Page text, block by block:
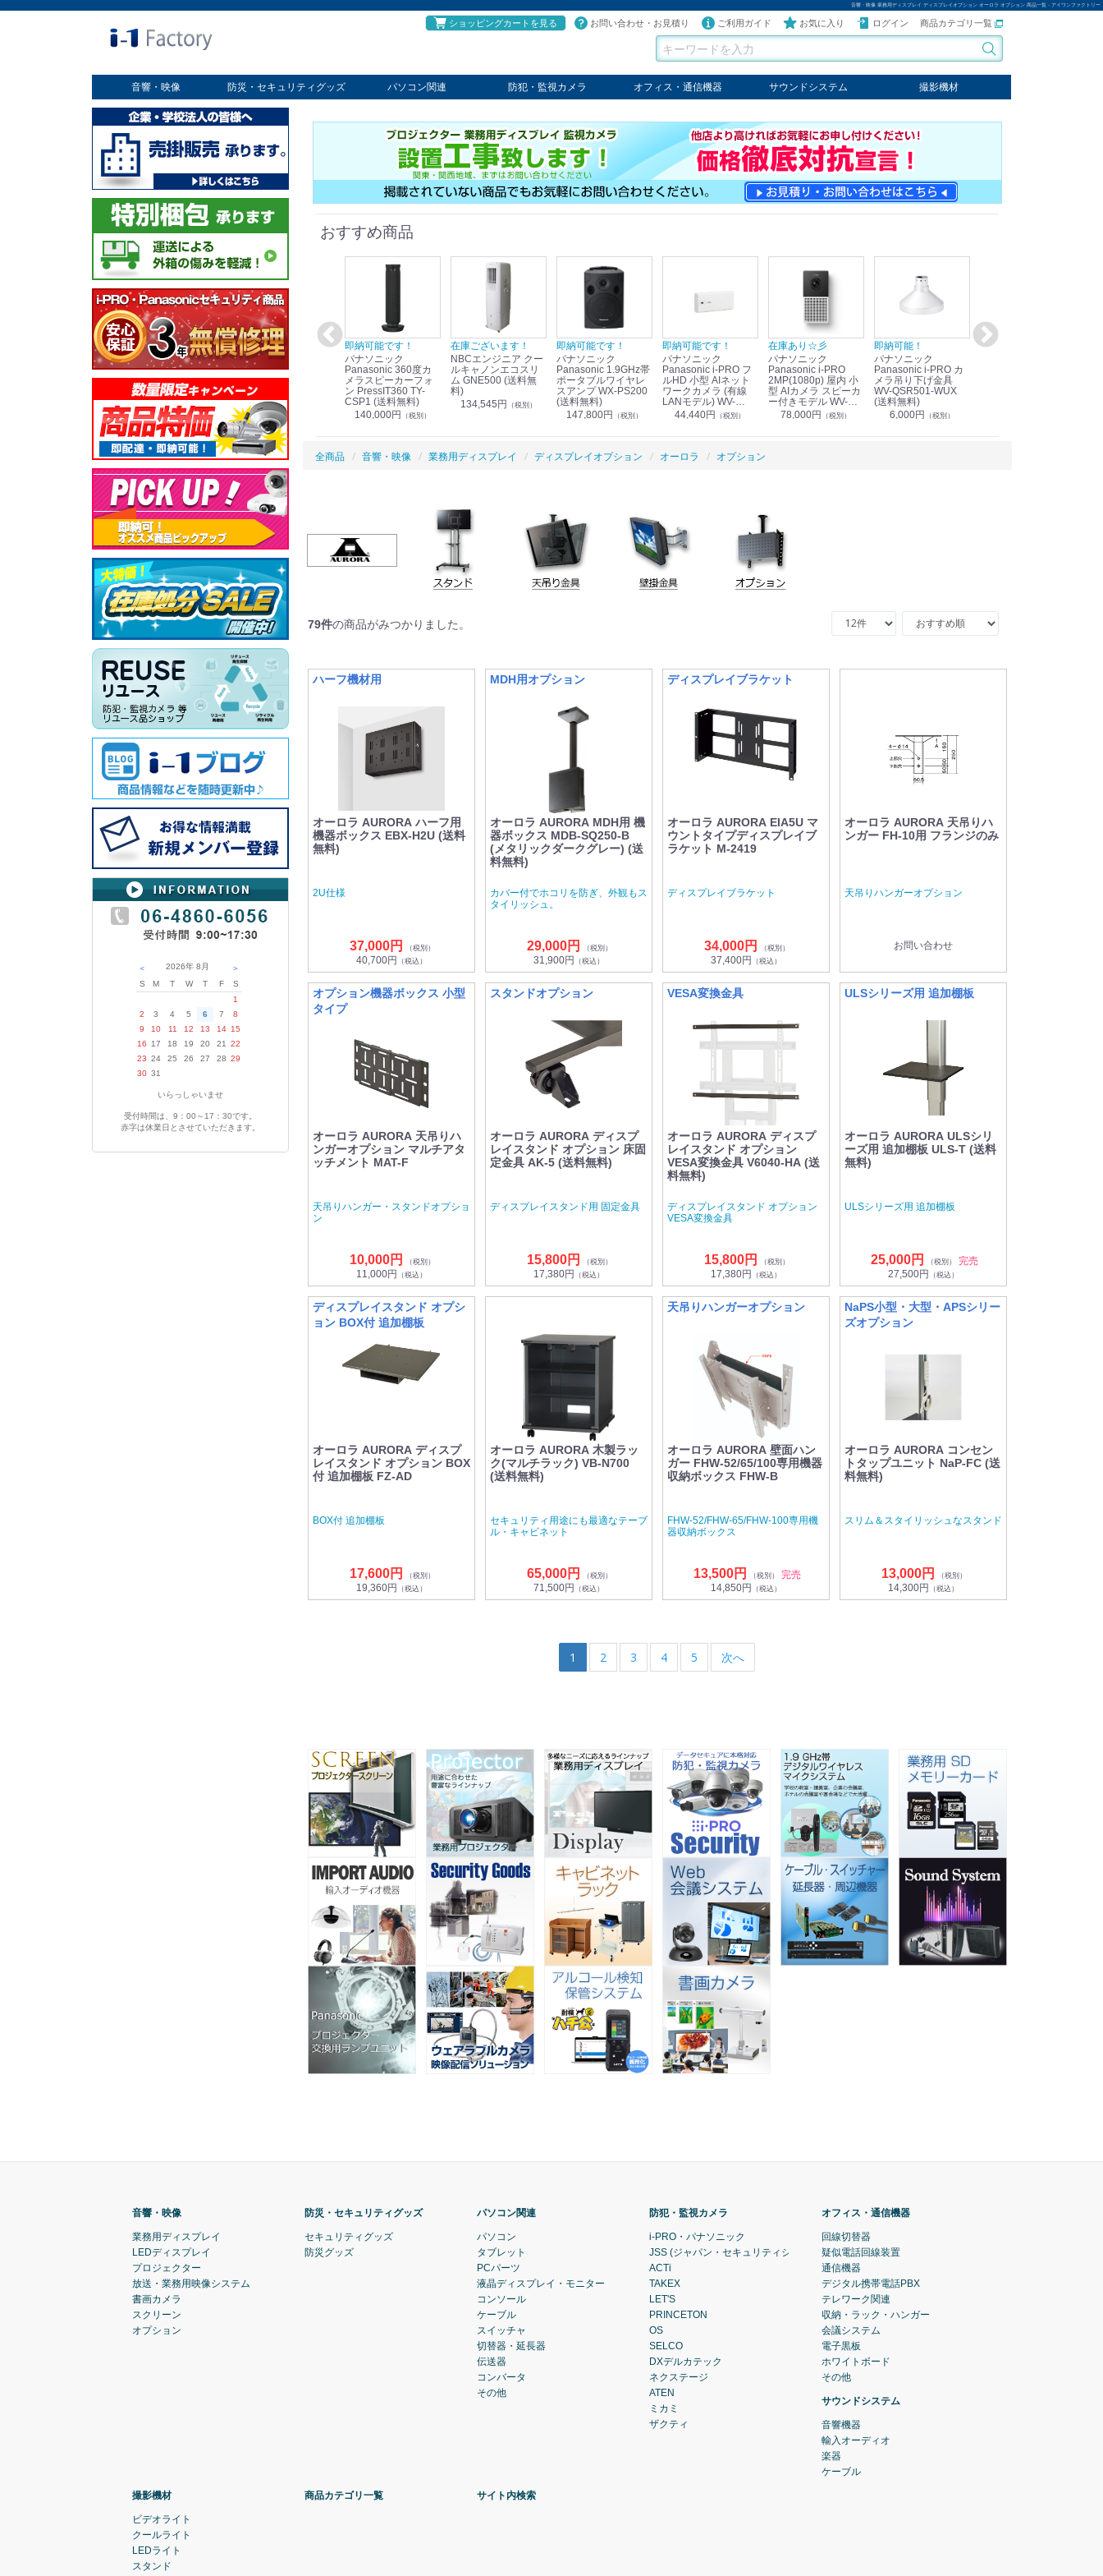
音響・映像 業務用ディスプレイ ディスプレイオプション オーロラ オプション 商品一覧 - アイワンファクトリー
ショッピングカートを見る お問い合わせ・お見積り ご利用ガイド お気に入り ログイン 商品カテゴリ一覧
音響・映像
業務用ディスプレイ
プロジェクター
放送・業務用映像システム
書画カメラ
スクリーン
オプション
防災・セキュリティグッズ
セキュリティグッズ
防災グッズ
パソコン関連 防犯・監視カメラ オフィス・通信機器 サウンドシステム 撮影機材
＜ 2026年 8月
＞
S
M T W T F
S
1
2
3 4 5 6 7
8
9
10 11 12 13 14 15
16
17 18 19 20 21
22
23 24 25 26 27 28 29
30 31
いらっしゃいませ
受付時間は、9：00～17：30です。
赤字は休業日とさせていただきます。
おすすめ商品
Panasonic i-PRO
2MP(1080p) 屋内 小
ー付きモデル WV-
S71301-F2L (送料無
（税別）
即納可能！
パナソニック
Panasonic i-PRO カ
メラ吊り下げ金具
WV-QSR501-WUX
(送料無料)
6,000円（税別）
在庫あり！送料無料！
パナソニック
Panasonic リモコン
マイク (10局用) WR-
210A (送料無料)
39,000円
即納可能です！
パナソニック
Panasonic 360度カ
メラスピーカーフォ
ン PressIT360 TY-
CSP1 (送料無料)
140,000円 （税別）
在庫ございます！
NBCエンジニア クー
ルキャノンエコスリ
ム GNE500 (送料無
料)
134,545円
（税別）
即納可能です！
パナソニック
Panasonic 1.9GHz帯
ポータブルワイヤレ
スアンプ WX-PS200
(送料無料)
147,800円 （税別）
即納可能です！
パナソニック
Panasonic i-PRO フ
ルHD 小型 AIネット
ワークカメラ (有線
LANモデル) WV-
S7130UX (送料無料)
44,440円 （税別）
在庫あり☆彡
パナソニック
Panasonic i-PRO
2MP(1080p) 屋内 小
型 AIカメラ スピーカ
ー付きモデル WV-
S71301-F2L (送料無
78,000円 （税別）
即納可能！
パナソニック
Panasonic i-PRO カ
メラ吊り下げ金具
WV-QSR501-WUX
(送料無料)
6,000円 （税別）
全商品 音響・映像 業務用ディスプレイ ディスプレイオプション オーロラ オプション
79件の商品がみつかりました。
ハーフ機材用
オーロラ AURORA ハーフ用
機器ボックス EBX-H2U (送料
無料)
2U仕様
37,000円 （税別）
40,700円 （税込）
MDH用オプション
オーロラ AURORA MDH用 機
器ボックス MDB-SQ250-B
(メタリックダークグレー) (送
料無料)
カバー付でホコリを防ぎ、外観もス
タイリッシュ。
29,000円 （税別）
31,900円 （税込）
ディスプレイブラケット
オーロラ AURORA EIA5U マ
ウントタイプディスプレイブ
ラケット M-2419
ディスプレイブラケット
34,000円 （税別）
37,400円 （税込）
オーロラ AURORA 天吊りハ
ンガー FH-10用 フランジのみ
天吊りハンガーオプション
お問い合わせ
オプション機器ボックス 小型
タイプ
オーロラ AURORA 天吊りハ
ンガーオプション マルチアタ
ッチメント MAT-F
天吊りハンガー・スタンドオプショ
ン
10,000円 （税別）
11,000円 （税込）
スタンドオプション
オーロラ AURORA ディスプ
レイスタンド オプション 床固
定金具 AK-5 (送料無料)
ディスプレイスタンド用 固定金具
15,800円 （税別）
17,380円 （税込）
VESA変換金具
オーロラ AURORA ディスプ
レイスタンド オプション
VESA変換金具 V6040-HA (送
料無料)
ディスプレイスタンド オプション
VESA変換金具
15,800円 （税別）
17,380円 （税込）
ULSシリーズ用 追加棚板
オーロラ AURORA ULSシリ
ーズ用 追加棚板 ULS-T (送料
無料)
ULSシリーズ用 追加棚板
25,000円 （税別）
完売
27,500円
（税込）
ディスプレイスタンド オプシ
ョン BOX付 追加棚板
オーロラ AURORA ディスプ
レイスタンド オプション BOX
付 追加棚板 FZ-AD
BOX付 追加棚板
17,600円 （税別）
19,360円 （税込）
オーロラ AURORA 木製ラッ
ク(マルチラック) VB-N700
(送料無料)
セキュリティ用途にも最適なテーブ
ル・キャビネット
65,000円 （税別）
71,500円 （税込）
天吊りハンガーオプション
オーロラ AURORA 壁面ハン
ガー FHW-52/65/100専用機器
収納ボックス FHW-B
FHW-52/FHW-65/FHW-100専用機
器収納ボックス
13,500円 （税別）
完売
14,850円
（税込）
NaPS小型・大型・APSシリー
ズオプション
オーロラ AURORA コンセン
トタップユニット NaP-FC (送
料無料)
スリム＆スタイリッシュなスタンド
13,000円 （税別）
14,300円 （税込）
1 2 3 4 5 次へ
音響・映像
業務用ディスプレイ
LEDディスプレイ
プロジェクター
放送・業務用映像システム
書画カメラ
スクリーン
オプション
防災・セキュリティグッズ
セキュリティグッズ
防災グッズ
パソコン関連
パソコン
タブレット
PCパーツ
液晶ディスプレイ・モニター
コンソール
ケーブル
スイッチャ
切替器・延長器
伝送器
コンバータ
その他
防犯・監視カメラ
i-PRO・パナソニック
JSS (ジャパン・セキュリティシステム)
ACTi
TAKEX
LET'S
PRINCETON
OS
SELCO
DXデルカテック
ネクステージ
ATEN
ミカミ
ザクティ
オフィス・通信機器
回線切替器
疑似電話回線装置
通信機器
デジタル携帯電話PBX
テレワーク関連
収納・ラック・ハンガー
会議システム
電子黒板
ホワイトボード
その他
サウンドシステム
音響機器
輸入オーディオ
楽器
ケーブル
撮影機材
ビデオライト
クールライト
LEDライト
スタンド
商品カテゴリ一覧 サイト内検索